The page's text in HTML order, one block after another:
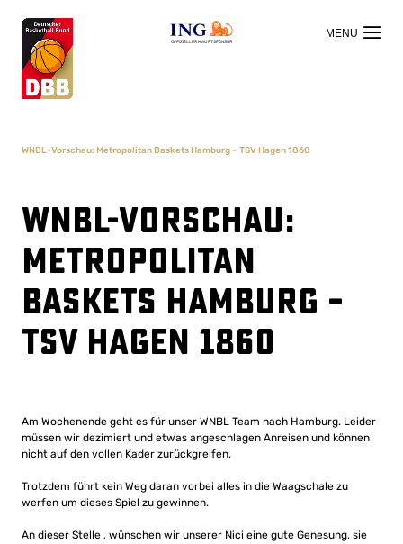
OFFIZIELLER HAUPTSPONSOR
WNBL-Vorschau: Metropolitan Baskets Hamburg – TSV Hagen 1860
WNBL-Vorschau:
Metropolitan
Baskets Hamburg –
TSV Hagen 1860
Am Wochenende geht es für unser WNBL Team nach Hamburg. Leider
müssen wir dezimiert und etwas angeschlagen Anreisen und können
nicht auf den vollen Kader zurückgreifen.
Trotzdem führt kein Weg daran vorbei alles in die Waagschale zu
werfen um dieses Spiel zu gewinnen.
An dieser Stelle , wünschen wir unserer Nici eine gute Genesung, sie